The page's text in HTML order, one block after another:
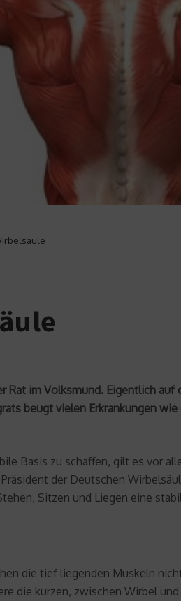
im Volksmund. Eigentlich
beugt vielen Erkrankungen
Basis zu schaffen, gilt es vor
der Deutschen
Sitzen und Liegen eine
die tief liegenden Muskeln
die kurzen, zwischen Wirbel